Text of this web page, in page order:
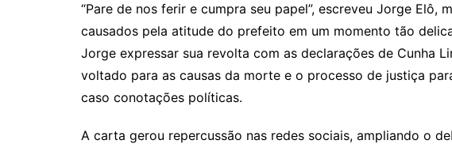
“Pare de nos ferir e cumpra seu papel”, escreveu Jorge
causados pela atitude do prefeito em um momento tão
Jorge expressar sua revolta com as declarações de Cunha
voltado para as causas da morte e o processo de justiça
caso conotações políticas.
A carta gerou repercussão nas redes sociais, ampliando o